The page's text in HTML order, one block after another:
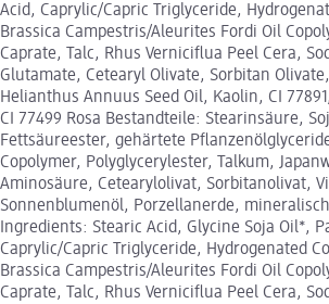
Acid, Caprylic/Capric Triglyceride,
Brassica Campestris/Aleurites Fordi Oil
Caprate, Talc, Rhus Verniciflua Peel Cera,
Glutamate, Cetearyl Olivate, Sorbitan
Helianthus Annuus Seed Oil, Kaolin, CI
CI 77499 Rosa Bestandteile: Stearinsäure,
Fettsäureester, gehärtete
Copolymer, Polyglycerylester, Talkum,
Aminosäure, Cetearylolivat, Sorbitanolivat,
Sonnenblumenöl, Porzellanerde,
Ingredients: Stearic Acid, Glycine Soja Oil*,
Caprylic/Capric Triglyceride, Hydrogenated
Brassica Campestris/Aleurites Fordi Oil
Caprate, Talc, Rhus Verniciflua Peel Cera,